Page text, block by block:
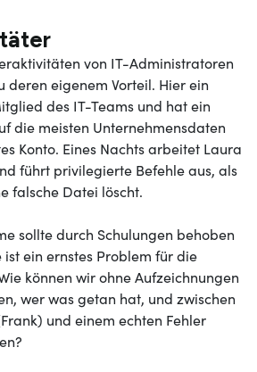
von IT-Administratoren
deren eigenem Vorteil. Hier ein
des IT-Teams und hat ein
die meisten Unternehmensdaten
Konto. Eines Nachts arbeitet Laura
führt privilegierte Befehle aus, als
falsche Datei löscht.
sollte durch Schulungen behoben
ein ernstes Problem für die
können wir ohne Aufzeichnungen
wer was getan hat, und zwischen
und einem echten Fehler